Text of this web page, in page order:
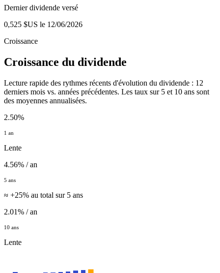
Dernier dividende versé
0,525 $US le 12/06/2026
Croissance
Croissance du dividende
Lecture rapide des rythmes récents d'évolution du dividende : 12
derniers mois vs. années précédentes. Les taux sur 5 et 10 ans sont
des moyennes annualisées.
2.50%
1 an
Lente
4.56% / an
5 ans
≈ +25% au total sur 5 ans
2.01% / an
10 ans
Lente